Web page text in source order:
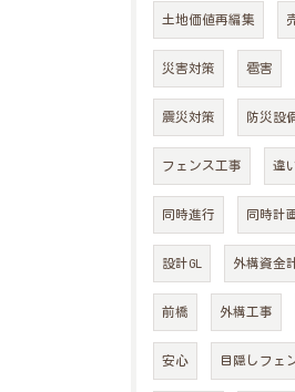
土地価値再編集
災害対策 雹害
震災対策 防災設
フェンス工事 違
同時進行 同時計
設計GL 外構資金
前橋 外構工事
安心 目隠しフェ